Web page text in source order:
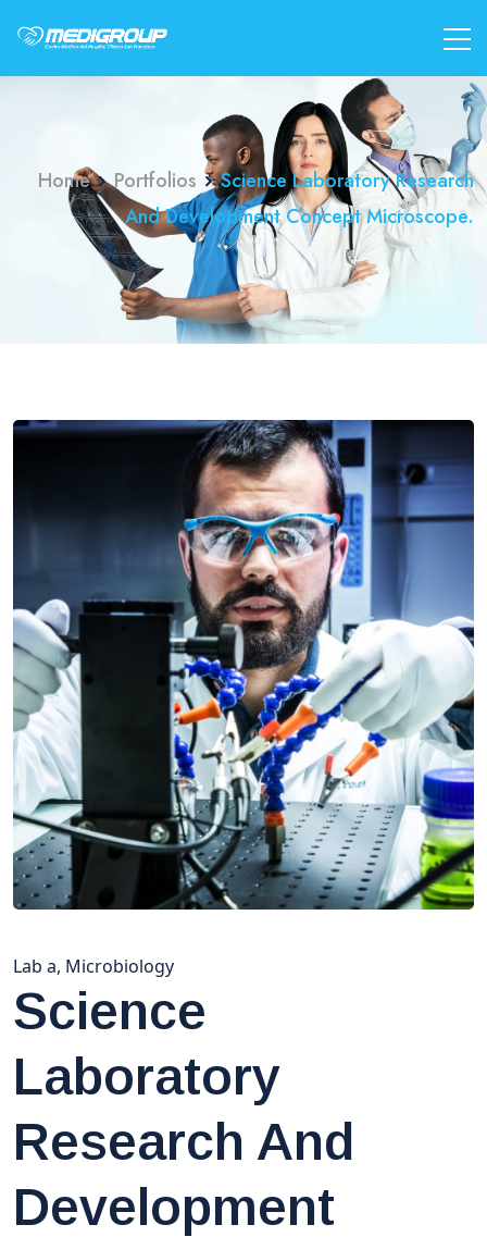
Home Portfolios
Science Laboratory Research
And Development Concept Microscope.
Lab a, Microbiology
Science
Laboratory
Research And
Development